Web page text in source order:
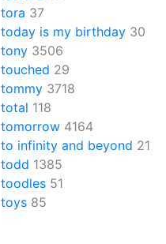
tora 37
today is my birthday 30
tony 3506
touched 29
tommy 3718
total 118
tomorrow 4164
to infinity and beyond 21
todd 1385
toodles 51
toys 85